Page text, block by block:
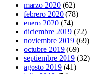
marzo 2020 (62)
febrero 2020 (78)
enero 2020 (74)
diciembre 2019 (72)
noviembre 2019 (69)
octubre 2019 (69)
septiembre 2019 (32)
agosto 2019 (41)